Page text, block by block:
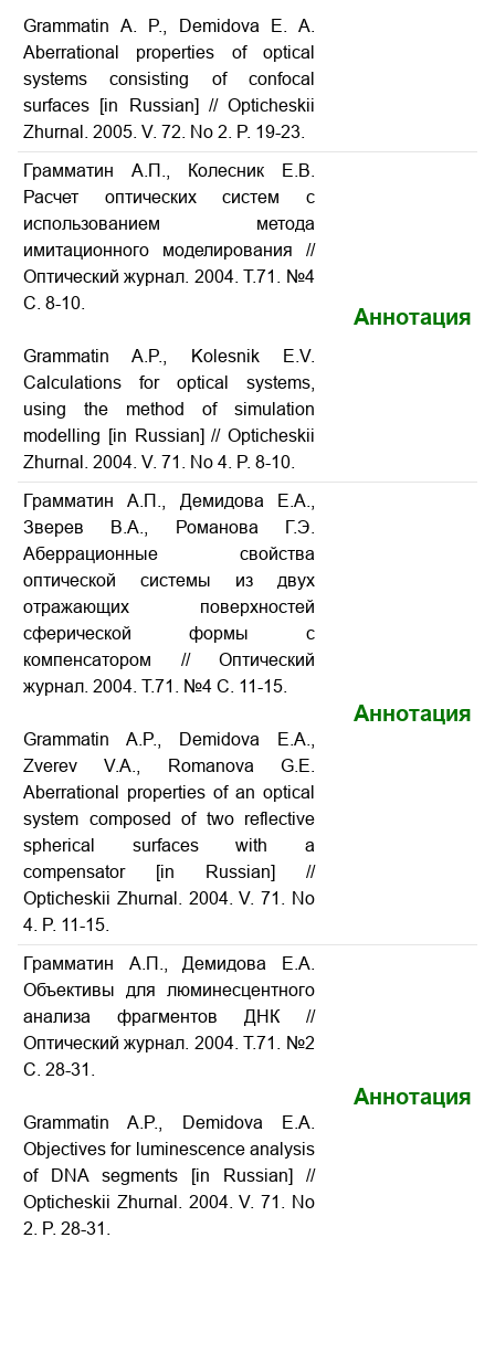
Grammatin A. P., Demidova E. A.
Aberrational properties of optical
systems consisting of confocal
surfaces
[in Russian] // Opticheskii
Zhurnal. 2005. V. 72. No 2. P. 19-23.
Грамматин A.П., Колесник Е.В.
Расчет оптических систем с
использованием метода
имитационного моделирования //
Оптический журнал. 2004. Т.71. №4
С. 8-10.
Grammatin A.P., Kolesnik E.V.
Calculations for optical systems,
using the method of simulation
modelling [in Russian] // Opticheskii
Zhurnal. 2004. V. 71. No 4. P. 8-10.
Аннотация
Грамматин А.П., Демидова Е.А.,
Зверев В.А., Романова Г.Э.
Аберрационные свойства
оптической системы из двух
отражающих поверхностей
сферической формы с
компенсатором // Оптический
журнал. 2004. Т.71. №4 С. 11-15.
Grammatin A.P., Demidova E.A.,
Zverev V.A., Romanova G.E.
Aberrational properties of an optical
system composed of two reflective
spherical surfaces with a
compensator
[in Russian] //
Opticheskii Zhurnal. 2004. V. 71. No
4. P. 11-15
Аннотация
Грамматин А.П., Демидова Е.А.
Объективы для люминесцентного
анализа фрагментов ДНК //
Оптический журнал. 2004. Т.71. №2
С. 28-31.
Grammatin A.P., Demidova E.A.
Objectives for luminescence analysis
of DNA segments
[in Russian] //
Opticheskii Zhurnal. 2004. V. 71. No
2. P. 28-31
Аннотация